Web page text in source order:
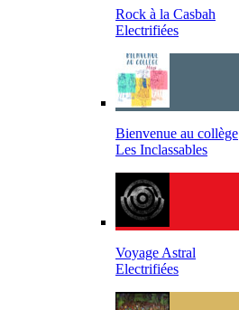
Rock à la Casbah
Electrifiées
Bienvenue au collège
Les Inclassables
Voyage Astral
Electrifiées